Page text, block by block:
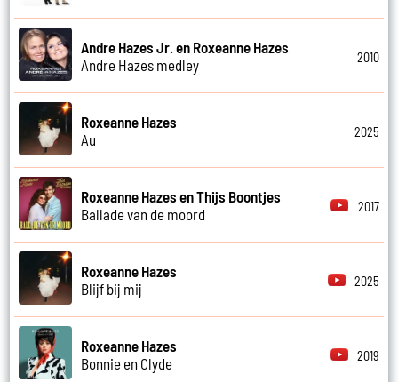
Andre Hazes Jr. en Roxeanne Hazes
Andre Hazes medley
2010
Roxeanne Hazes
Au
2025
Roxeanne Hazes en Thijs Boontjes
Ballade van de moord
2017
Roxeanne Hazes
Blijf bij mij
2025
Roxeanne Hazes
Bonnie en Clyde
2019